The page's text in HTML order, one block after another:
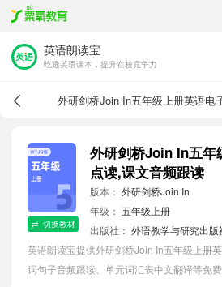
英语朗读宝
吃透英语课本，提升在校竞争力
切换教材
外研剑桥Join In五年
点读,课文音频跟读
版本： 外研剑桥Join In
年级： 五年级上册
出版社： 外语教学与研究出版
英语朗读宝提供外研剑桥Join In五年级上册
词句子音频跟读、单元词汇表中文翻译等免